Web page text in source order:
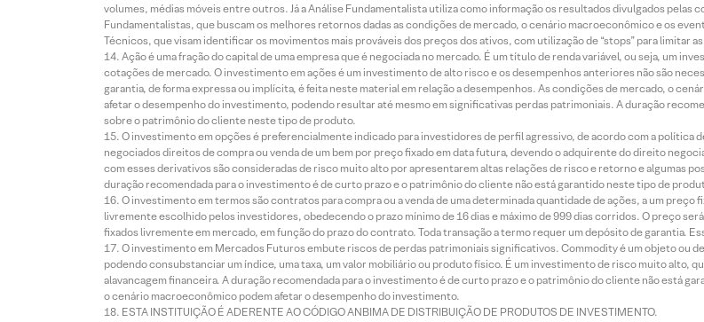
volumes, médias móveis entre outros. Já a Análise Fundamentalista utiliza como informação os resultados divulgados pelas
Fundamentalistas, que buscam os melhores retornos dadas as condições de mercado, o cenário macroeconômico e os
Técnicos, que visam identificar os movimentos mais prováveis dos preços dos ativos, com utilização de “stops” para limitar
Ação é uma fração do capital de uma empresa que é negociada no mercado. É um título de renda variável, ou seja, um
cotações de mercado. O investimento em ações é um investimento de alto risco e os desempenhos anteriores não são
garantia, de forma expressa ou implícita, é feita neste material em relação a desempenhos. As condições de mercado, o
afetar o desempenho do investimento, podendo resultar até mesmo em significativas perdas patrimoniais. A duração
sobre o patrimônio do cliente neste tipo de produto.
O investimento em opções é preferencialmente indicado para investidores de perfil agressivo, de acordo com a política
negociados direitos de compra ou venda de um bem por preço fixado em data futura, devendo o adquirente do direito
com esses derivativos são consideradas de risco muito alto por apresentarem altas relações de risco e retorno e algumas
duração recomendada para o investimento é de curto prazo e o patrimônio do cliente não está garantido neste tipo de
O investimento em termos são contratos para compra ou a venda de uma determinada quantidade de ações, a um preço
livremente escolhido pelos investidores, obedecendo o prazo mínimo de 16 dias e máximo de 999 dias corridos. O preço
fixados livremente em mercado, em função do prazo do contrato. Toda transação a termo requer um depósito de garantia.
O investimento em Mercados Futuros embute riscos de perdas patrimoniais significativos. Commodity é um objeto
podendo consubstanciar um índice, uma taxa, um valor mobiliário ou produto físico. É um investimento de risco muito alto,
alavancagem financeira. A duração recomendada para o investimento é de curto prazo e o patrimônio do cliente não está
o cenário macroeconômico podem afetar o desempenho do investimento.
ESTA INSTITUIÇÃO É ADERENTE AO CÓDIGO ANBIMA DE DISTRIBUIÇÃO DE PRODUTOS DE INVESTIMENTO.